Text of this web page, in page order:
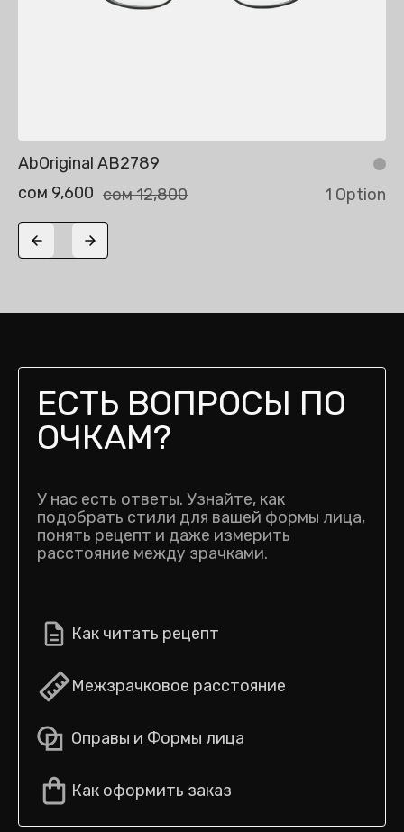
AbOriginal AB2789
сом 9,600 сом 12,800 1 Option
Previous slide
Next slide
ЕСТЬ ВОПРОСЫ ПО
ОЧКАМ?
У нас есть ответы. Узнайте, как
подобрать стили для вашей формы лица,
понять рецепт и даже измерить
расстояние между зрачками.
Как читать рецепт
Межзрачковое расстояние
Оправы и Формы лица
Как оформить заказ